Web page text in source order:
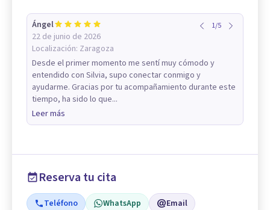
Ángel
22 de junio de 2026
Localización: Zaragoza
1/5
Desde el primer momento me sentí muy cómodo y
entendido con Silvia, supo conectar conmigo y
ayudarme. Gracias por tu acompañamiento durante este
tiempo, ha sido lo que...
Leer más
Reserva tu cita
Teléfono WhatsApp Email